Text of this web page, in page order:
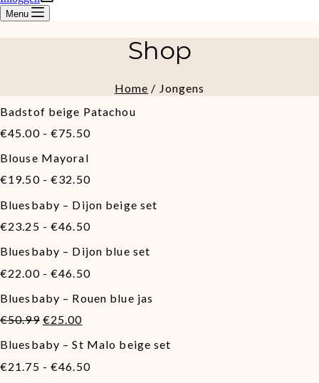
Menu
Shop
Home / Jongens
Badstof beige Patachou
€45.00 - €75.50Prijsklasse:
€75.50
Blouse Mayoral
€19.50 - €32.50Prijsklasse:
tot
€32.50
Bluesbaby – Dijon beige set
€23.25 - €46.50Prijsklasse:
tot
€46.50
Bluesbaby – Dijon blue set
€22.00 - €46.50Prijsklasse:
tot
Bluesbaby – Rouen blue jas
€50.99 Oorspronkelijke
was:
€50.99.
€25.00Huidige
is:
€25.00.
Bluesbaby – St Malo beige set
€21.75 - €46.50Prijsklasse: